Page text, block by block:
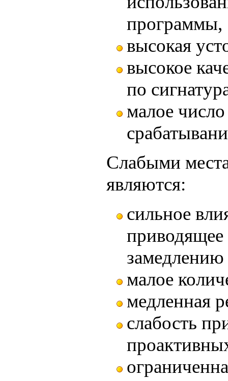
программы,
высокая
высокое
по
малое
Слабыми
являются:
сильное
приводящее
малое
медленная
слабость